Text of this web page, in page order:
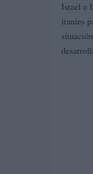
Israel e
iraníes